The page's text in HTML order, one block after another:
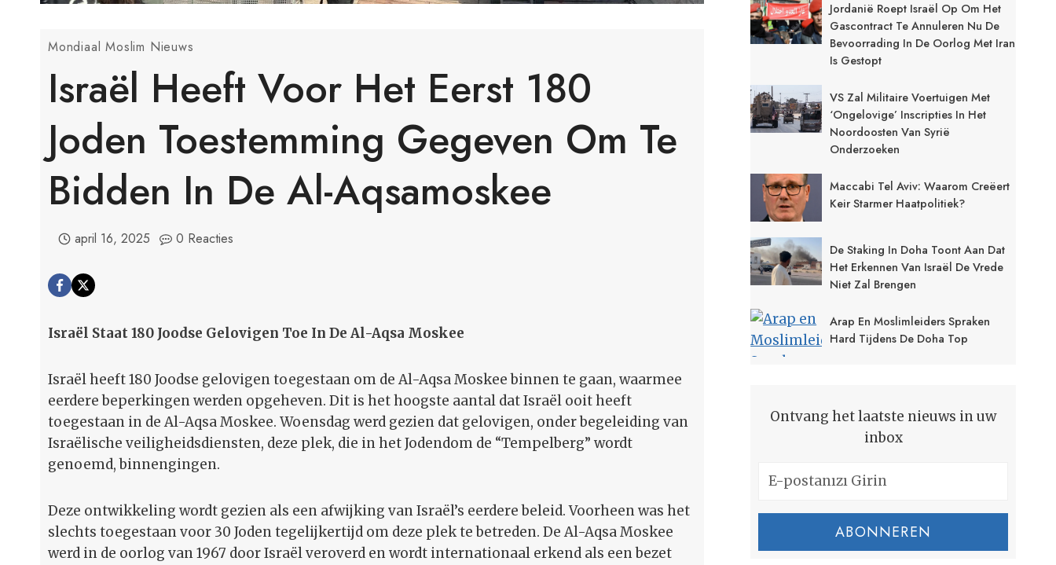
Mondiaal Moslim Nieuws
Israël Heeft Voor Het Eerst 180
Joden Toestemming Gegeven Om Te
Bidden In De Al-Aqsamoskee
april 16, 2025 0 Reacties
Israël Staat 180 Joodse Gelovigen Toe In De Al-Aqsa Moskee
Israël heeft 180 Joodse gelovigen toegestaan om de Al-Aqsa Moskee binnen te gaan, waarmee
eerdere beperkingen werden opgeheven. Dit is het hoogste aantal dat Israël ooit heeft
toegestaan in de Al-Aqsa Moskee. Woensdag werd gezien dat gelovigen, onder begeleiding van
Israëlische veiligheidsdiensten, deze plek, die in het Jodendom de “Tempelberg” wordt
genoemd, binnengingen.
Deze ontwikkeling wordt gezien als een afwijking van Israël’s eerdere beleid. Voorheen was het
slechts toegestaan voor 30 Joden tegelijkertijd om deze plek te betreden. De Al-Aqsa Moskee
werd in de oorlog van 1967 door Israël veroverd en wordt internationaal erkend als een bezet
Jordanië Roept Israël Op Om Het
Gascontract Te Annuleren Nu De
Bevoorrading In De Oorlog Met Iran
Is Gestopt
VS Zal Militaire Voertuigen Met
‘ongelovige’ Inscripties In Het
Noordoosten Van Syrië
Onderzoeken
Maccabi Tel Aviv: Waarom Creëert
Keir Starmer Haatpolitiek?
De Staking In Doha Toont Aan Dat
Het Erkennen Van Israël De Vrede
Niet Zal Brengen
Arap En Moslimleiders Spraken
Hard Tijdens De Doha Top
Ontvang het laatste nieuws in uw
inbox
ABONNEREN